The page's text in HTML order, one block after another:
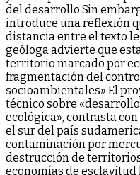
del desarrollo Sin
introduce una reflexión
distancia entre el texto
geóloga advierte que
territorio marcado por
fragmentación del
socioambientales».El
técnico sobre
ecológica», contrasta
el sur del país
contaminación por
destrucción de
economías de esclavitud